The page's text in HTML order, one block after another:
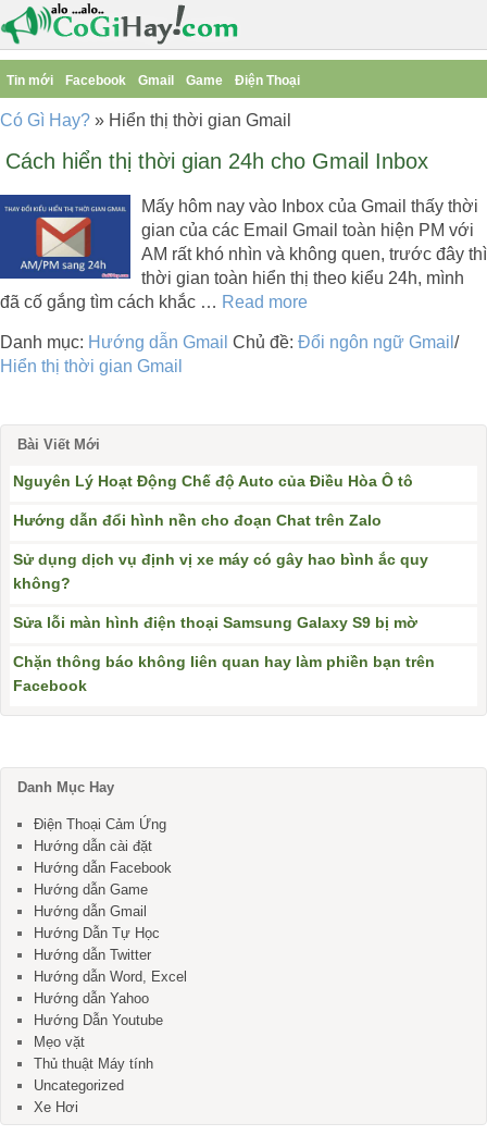
Tin mới Facebook Gmail Game Điện Thoại
Có Gì Hay? » Hiển thị thời gian Gmail
Cách hiển thị thời gian 24h cho Gmail Inbox
Mấy hôm nay vào Inbox của Gmail thấy thời
gian của các Email Gmail toàn hiện PM với
AM rất khó nhìn và không quen, trước đây thì
thời gian toàn hiển thị theo kiểu 24h, mình
đã cố gắng tìm cách khắc … Read more
Danh mục: Hướng dẫn Gmail Chủ đề: Đổi ngôn ngữ Gmail /
Hiển thị thời gian Gmail
Bài Viết Mới
Nguyên Lý Hoạt Động Chế độ Auto của Điều Hòa Ô tô
Hướng dẫn đổi hình nền cho đoạn Chat trên Zalo
Sử dụng dịch vụ định vị xe máy có gây hao bình ắc quy
không?
Sửa lỗi màn hình điện thoại Samsung Galaxy S9 bị mờ
Chặn thông báo không liên quan hay làm phiền bạn trên
Facebook
Danh Mục Hay
Điện Thoại Cảm Ứng
Hướng dẫn cài đặt
Hướng dẫn Facebook
Hướng dẫn Game
Hướng dẫn Gmail
Hướng Dẫn Tự Học
Hướng dẫn Twitter
Hướng dẫn Word, Excel
Hướng dẫn Yahoo
Hướng Dẫn Youtube
Mẹo vặt
Thủ thuật Máy tính
Uncategorized
Xe Hơi